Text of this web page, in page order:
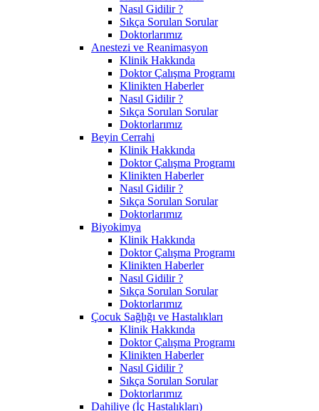
Nasıl Gidilir ?
Sıkça Sorulan Sorular
Doktorlarımız
Anestezi ve Reanimasyon
Klinik Hakkında
Doktor Çalışma Programı
Klinikten Haberler
Nasıl Gidilir ?
Sıkça Sorulan Sorular
Doktorlarımız
Beyin Cerrahi
Klinik Hakkında
Doktor Çalışma Programı
Klinikten Haberler
Nasıl Gidilir ?
Sıkça Sorulan Sorular
Doktorlarımız
Biyokimya
Klinik Hakkında
Doktor Çalışma Programı
Klinikten Haberler
Nasıl Gidilir ?
Sıkça Sorulan Sorular
Doktorlarımız
Çocuk Sağlığı ve Hastalıkları
Klinik Hakkında
Doktor Çalışma Programı
Klinikten Haberler
Nasıl Gidilir ?
Sıkça Sorulan Sorular
Doktorlarımız
Dahiliye (İç Hastalıkları)